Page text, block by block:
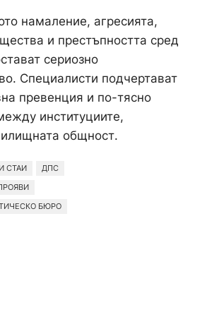
намаление, агресията,
и престъпността сред
сериозно
Специалисти подчертават
превенция и по-тясно
институциите,
общност.
СТАИ
ДПС
БЮРО